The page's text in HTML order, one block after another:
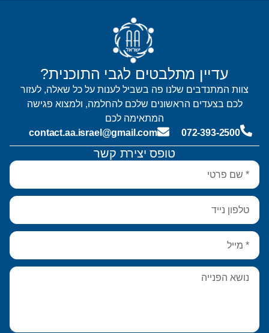
טופס יצירת קשר
עדיין מתלבטים לגבי התוכנית?
צוות המתנדבים שלנו פה בשביל לענות על כל שאלה, לעזור
לכם בצעדים הראשונים שלכם להחלמה, ולמצוא פגישה
המתאימה לכם
072-393-2500
contact.aa.israel@gmail.com